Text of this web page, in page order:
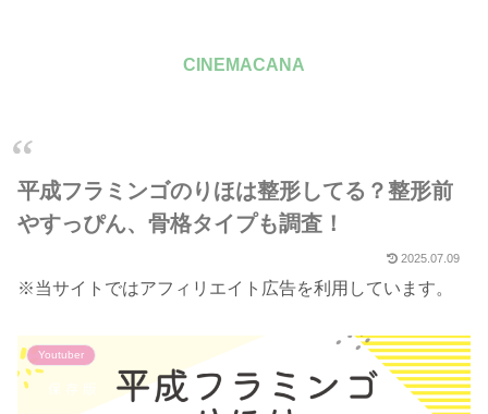
CINEMACANA
平成フラミンゴのりほは整形してる？整形前
やすっぴん、骨格タイプも調査！
2025.07.09
※当サイトではアフィリエイト広告を利用しています。
Youtuber